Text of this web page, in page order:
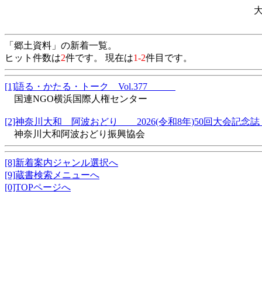
「郷土資料」の新着一覧。
ヒット件数は2件です。 現在は1-2件目です。
[1]語る・かたる・トーク Vol.377
国連NGO横浜国際人権センター
[2]神奈川大和 阿波おどり 2026(令和8年)50回大会記
神奈川大和阿波おどり振興協会
[8]新着案内ジャンル選択へ
[9]蔵書検索メニューへ
[0]TOPページへ